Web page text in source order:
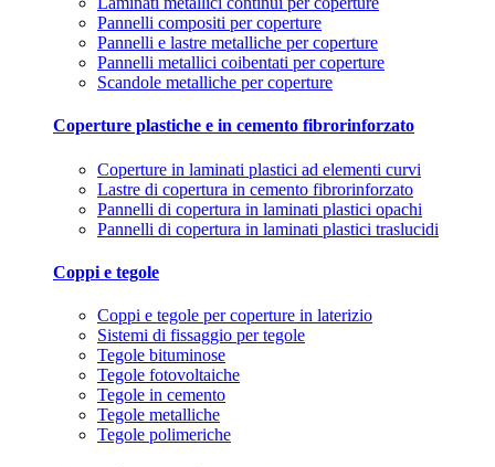
Pannelli compositi per coperture
Pannelli e lastre metalliche per coperture
Pannelli metallici coibentati per coperture
Scandole metalliche per coperture
Coperture plastiche e in cemento fibrorinforzato
Coperture in laminati plastici ad elementi curvi
Lastre di copertura in cemento fibrorinforzato
Pannelli di copertura in laminati plastici opachi
Pannelli di copertura in laminati plastici traslucidi
Coppi e tegole
Coppi e tegole per coperture in laterizio
Sistemi di fissaggio per tegole
Tegole bituminose
Tegole fotovoltaiche
Tegole in cemento
Tegole metalliche
Tegole polimeriche